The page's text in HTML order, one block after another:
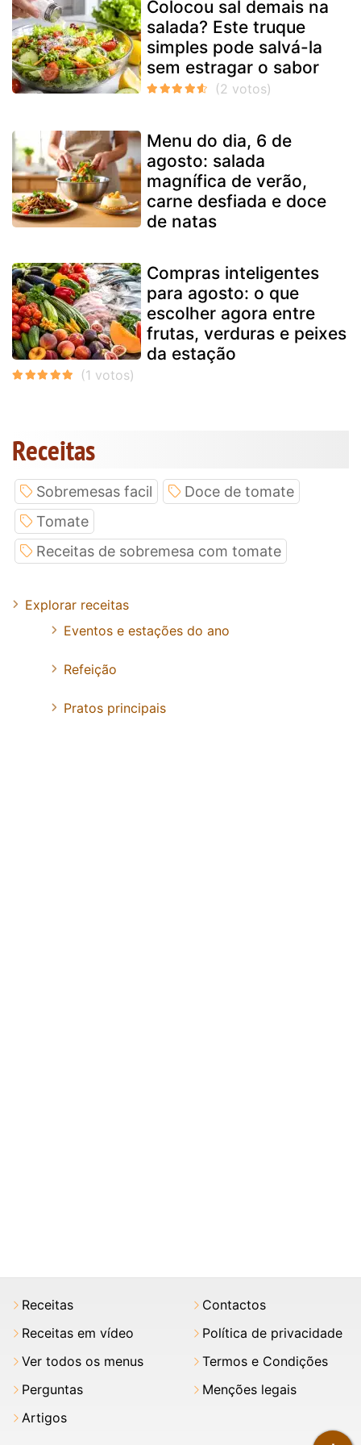
Colocou sal demais na
salada? Este truque
simples pode salvá-la
sem estragar o sabor
Menu do dia, 6 de
agosto: salada
magnífica de verão,
carne desfiada e doce
de natas
Compras inteligentes
para agosto: o que
escolher agora entre
frutas, verduras e peixes
da estação
Receitas
Sobremesas facil
Doce de tomate
Tomate
Receitas de sobremesa com tomate
Explorar receitas
Eventos e estações do ano
Refeição
Pratos principais
Receitas
Receitas em vídeo
Ver todos os menus
Perguntas
Artigos
Contactos
Política de privacidade
Termos e Condições
Menções legais